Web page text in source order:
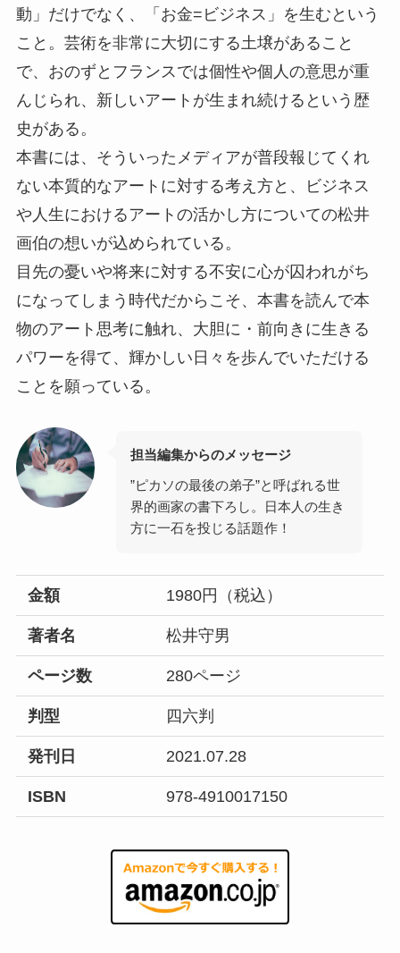
その価値とは、アートが心を揺さぶられる「感
動」だけでなく、「お金=ビジネス」を生むという
こと。芸術を非常に大切にする土壌があること
で、おのずとフランスでは個性や個人の意思が重
んじられ、新しいアートが生まれ続けるという歴
史がある。
本書には、そういったメディアが普段報じてくれ
ない本質的なアートに対する考え方と、ビジネス
や人生におけるアートの活かし方についての松井
画伯の想いが込められている。
目先の憂いや将来に対する不安に心が囚われがち
になってしまう時代だからこそ、本書を読んで本
物のアート思考に触れ、大胆に・前向きに生きる
パワーを得て、輝かしい日々を歩んでいただける
”ピカソの最後の弟子”と呼ばれる世
界的画家の書下ろし。日本人の生き
金額 1980円（税込）
著者名 松井守男
ページ数 280ページ
判型 四六判
発刊日 2021.07.28
ISBN 978-4910017150